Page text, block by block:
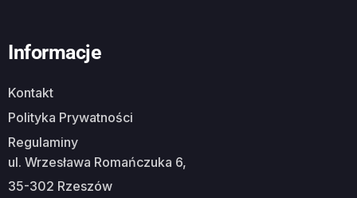
Informacje
Kontakt
Polityka Prywatności
Regulaminy
ul. Wrzesława Romańczuka 6,
35-302 Rzeszów